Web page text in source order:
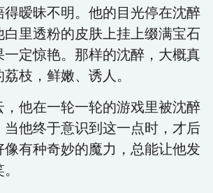
得暧昧不明。他的目光停在沈醉
白里透粉的皮肤上挂上缀满宝石
一定惊艳。那样的沈醉，大概真
枝，鲜嫩、诱人。
他在一轮一轮的游戏里被沈醉
当他终于意识到这一点时，才后
像有种奇妙的魔力，总能让他发